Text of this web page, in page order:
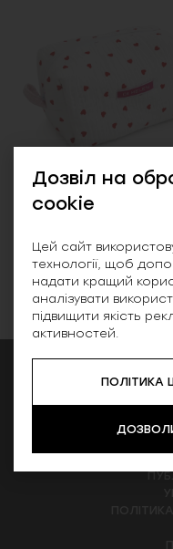
Поллі,
біла
499.00 ₴
Дозвіл на
cookie
Цей сайт
технології, щоб
надати кращий
аналізувати
підвищити якість
активностей.
ПОЛІТИКА